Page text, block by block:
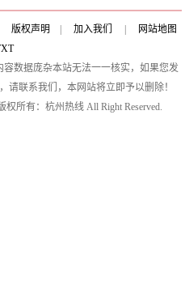
版权声明 加入我们
网站地图
数据庞杂本站无法一一核实，如果您发
请联系我们，本网站将立即予以删除！
权所有：杭州热线 All Right Reserved.